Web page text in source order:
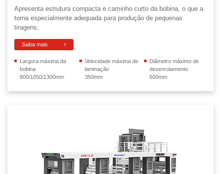
Apresenta estrutura compacta e caminho curto da bobina, o que a
torna especialmente adequada para produção de pequenas
tiragens;
Saiba mais
Largura máxima da
bobina
800/1050/1300mm
Velocidade máxima de
laminação
350mm
Diâmetro máximo de
desenrolamento
600mm